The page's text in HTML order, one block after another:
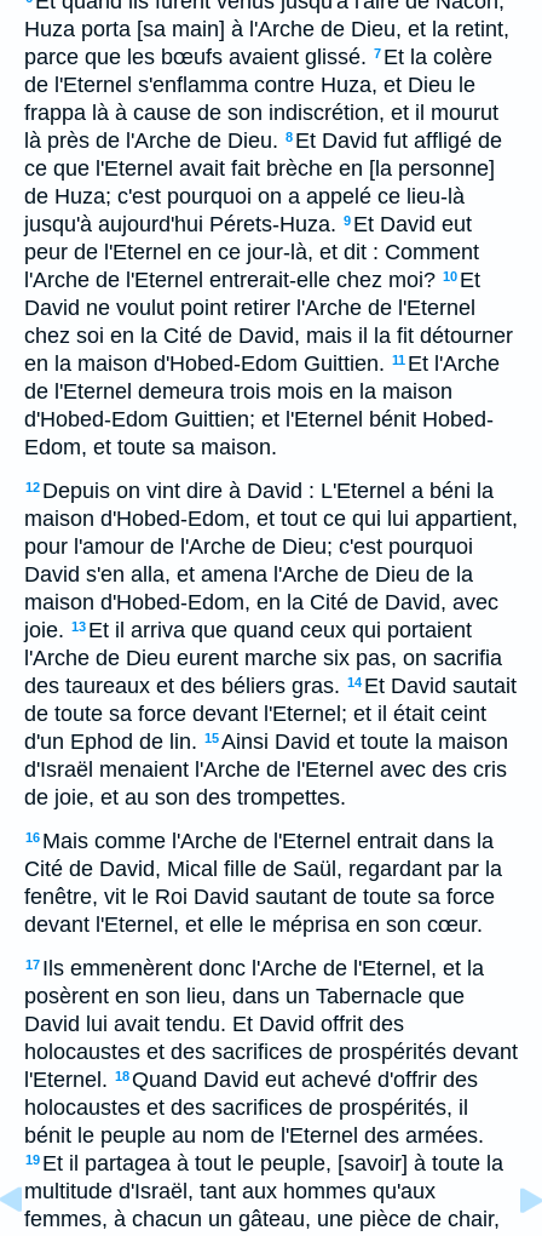
Huza porta [sa main] à l'Arche de Dieu, et la retint,
parce que les bœufs avaient glissé. 7 Et la colère
de l'Eternel s'enflamma contre Huza, et Dieu le
frappa là à cause de son indiscrétion, et il mourut
là près de l'Arche de Dieu. 8 Et David fut affligé de
ce que l'Eternel avait fait brèche en [la personne]
de Huza; c'est pourquoi on a appelé ce lieu-là
jusqu'à aujourd'hui Pérets-Huza. 9 Et David eut
peur de l'Eternel en ce jour-là, et dit : Comment
l'Arche de l'Eternel entrerait-elle chez moi? 10 Et
David ne voulut point retirer l'Arche de l'Eternel
chez soi en la Cité de David, mais il la fit détourner
en la maison d'Hobed-Edom Guittien. 11 Et l'Arche
de l'Eternel demeura trois mois en la maison
d'Hobed-Edom Guittien; et l'Eternel bénit Hobed-
Edom, et toute sa maison.
12 Depuis on vint dire à David : L'Eternel a béni la
maison d'Hobed-Edom, et tout ce qui lui appartient,
pour l'amour de l'Arche de Dieu; c'est pourquoi
David s'en alla, et amena l'Arche de Dieu de la
maison d'Hobed-Edom, en la Cité de David, avec
joie. 13 Et il arriva que quand ceux qui portaient
l'Arche de Dieu eurent marche six pas, on sacrifia
des taureaux et des béliers gras. 14 Et David sautait
de toute sa force devant l'Eternel; et il était ceint
d'un Ephod de lin. 15Ainsi David et toute la maison
d'Israël menaient l'Arche de l'Eternel avec des cris
de joie, et au son des trompettes.
16 Mais comme l'Arche de l'Eternel entrait dans la
Cité de David, Mical fille de Saül, regardant par la
fenêtre, vit le Roi David sautant de toute sa force
devant l'Eternel, et elle le méprisa en son cœur.
17 Ils emmenèrent donc l'Arche de l'Eternel, et la
posèrent en son lieu, dans un Tabernacle que
David lui avait tendu. Et David offrit des
holocaustes et des sacrifices de prospérités devant
l'Eternel. 18Quand David eut achevé d'offrir des
holocaustes et des sacrifices de prospérités, il
bénit le peuple au nom de l'Eternel des armées.
19 Et il partagea à tout le peuple, [savoir] à toute la
multitude d'Israël, tant aux hommes qu'aux
femmes, à chacun un gâteau, une pièce de chair,